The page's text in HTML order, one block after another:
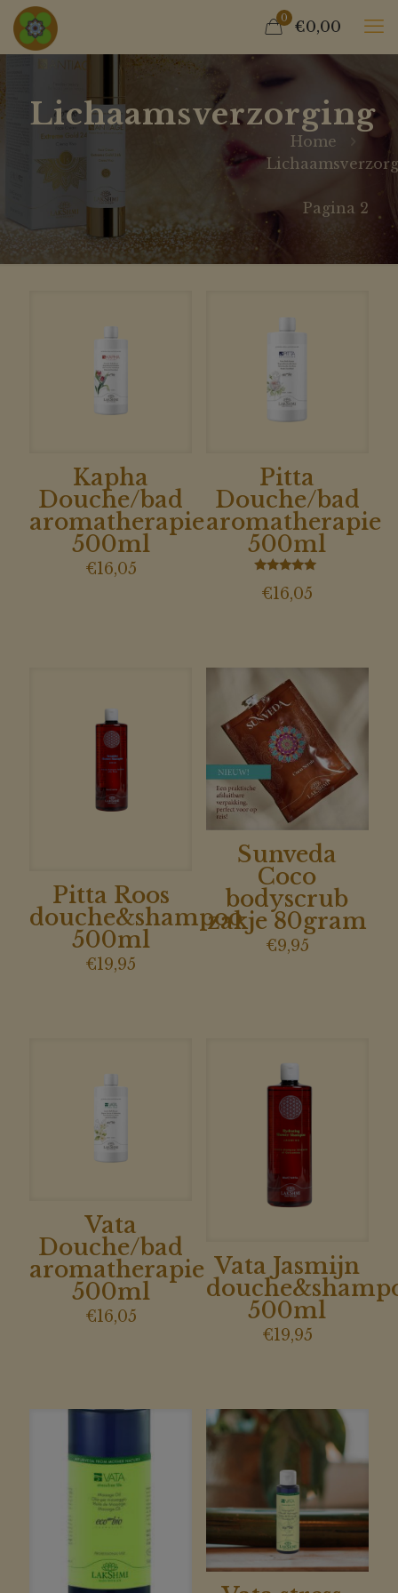
0 €0,00
Lichaamsverzorging
Home
Pagina 2
Kapha
Douche/bad
aromatherapie
500ml
€16,05
Pitta
Douche/bad
aromatherapie
500ml
5.00
uit 5
€16,05
Pitta Roos
douche&shampoo
500ml
€19,95
Sunveda
Coco
bodyscrub
zakje 80gram
€9,95
Vata
Douche/bad
aromatherapie
500ml
€16,05
Vata Jasmijn
500ml
€19,95